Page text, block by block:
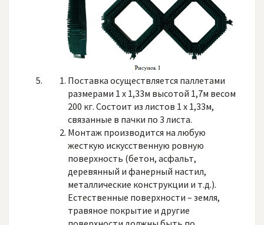
Поставка осуществляется паллетами
размерами 1 х 1,33м высотой 1,7м весом
200 кг. Состоит из листов 1 х 1,33м,
связанные в пачки по 3 листа.
Монтаж производится на любую
жесткую искусственную ровную
поверхность (бетон, асфальт,
деревянный и фанерный настил,
металлические конструкции и т.д.).
Естественные поверхности – земля,
травяное покрытие и другие